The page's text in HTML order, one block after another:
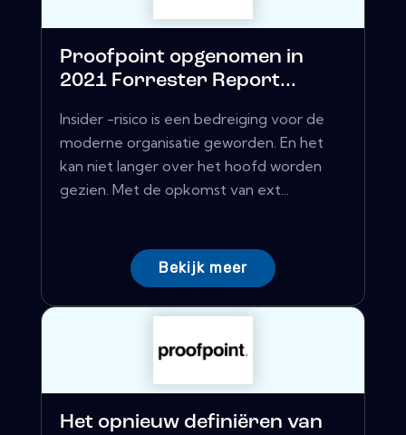
Proofpoint opgenomen in
2021 Forrester Report...
Insider -risico is een bedreiging voor de
moderne organisatie geworden. En het
kan niet langer over het hoofd worden
gezien. Met de opkomst van ext...
Bekijk meer
Het opnieuw definiëren van